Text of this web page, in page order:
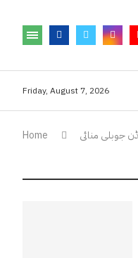
Friday, August 7, 2026
Home جوبلی منائی